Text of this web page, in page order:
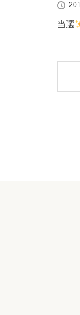
当選